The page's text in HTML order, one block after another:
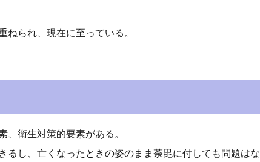
ねられ、現在に至っている。
、衛生対策的要素がある。
し、亡くなったときの姿のまま荼毘に付しても問題はな